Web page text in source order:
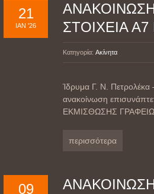
21
ΙΑΝ '26
ΣΤΟΙΧΕΙΑ
Κατηγορία: Ακίνητα
Ίδρυμα Γ. Ν.
ανακοίνωση
ΕΚΜΙΣΘΩΣΗΣ
περισσότερα
09